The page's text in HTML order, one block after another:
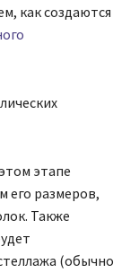
как создаются
этапе
его размеров,
Также
(обычно